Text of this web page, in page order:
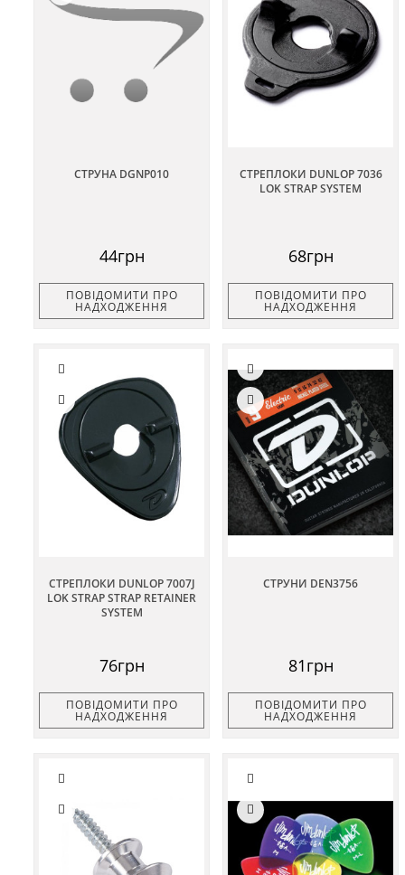
СТРУНА DGNP010
44грн
ПОВІДОМИТИ ПРО
НАДХОДЖЕННЯ
СТРЕПЛОКИ DUNLOP 7036
LOK STRAP SYSTEM
68грн
ПОВІДОМИТИ ПРО
НАДХОДЖЕННЯ
СТРЕПЛОКИ DUNLOP 7007J
LOK STRAP STRAP RETAINER
SYSTEM
76грн
ПОВІДОМИТИ ПРО
НАДХОДЖЕННЯ
СТРУНИ DEN3756
81грн
ПОВІДОМИТИ ПРО
НАДХОДЖЕННЯ